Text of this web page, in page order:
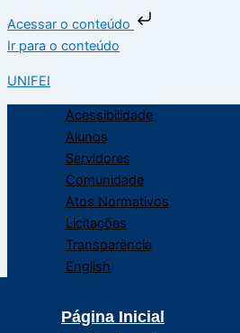
Acessar o conteúdo
Ir para o conteúdo
UNIFEI
Acessibilidade
Alunos
Servidores
Comunidade
Atos Normativos
Licitações
Transparência
English
Página Inicial